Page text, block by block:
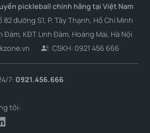
pickleball chính hãng tại Việt Nam
82 đường S1, P. Tây Thạnh, Hồ Chí Minh
Đàm, KĐT Linh Đàm, Hoàng Mai, Hà Nội
CSKH: 0921 456 666
7: 0921.456.666
tôi: